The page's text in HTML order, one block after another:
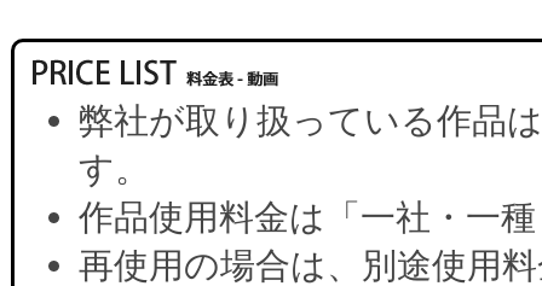
弊社が取り扱っている作品
す。
作品使用料金は「一社・一
再使用の場合は、別途使用